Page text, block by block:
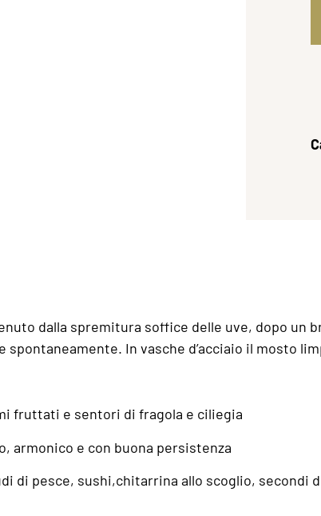
dalla spremitura soffice delle uve, dopo un
In vasche d’acciaio il mosto
fruttati e sentori di fragola e ciliegia
armonico e con buona persistenza
di pesce, sushi,chitarrina allo scoglio, secondi